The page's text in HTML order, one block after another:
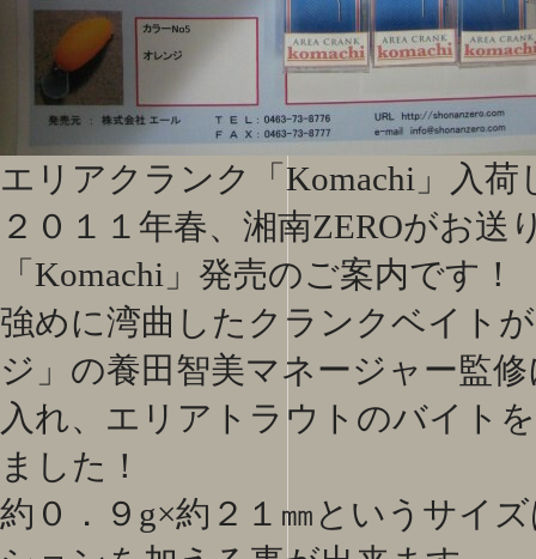
エリアクランク「Komachi」入荷
２０１１年春、湘南ZEROがお
「Komachi」発売のご案内です！
強めに湾曲したクランクベイト
ジ」の養田智美マネージャー監
入れ、エリアトラウトのバイト
ました！
約０．９g×約２１㎜というサイ